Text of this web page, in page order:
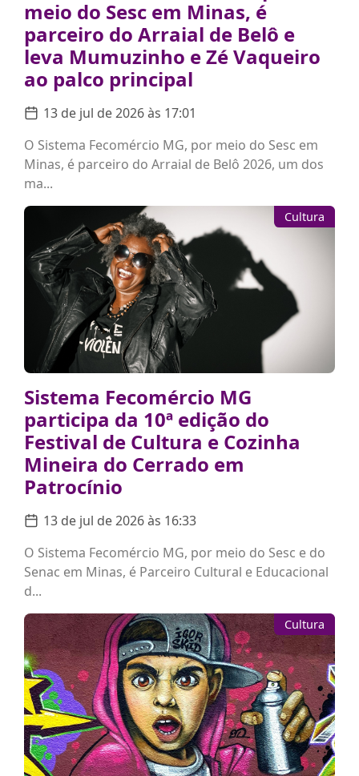
meio do Sesc em Minas, é
parceiro do Arraial de Belô e
leva Mumuzinho e Zé Vaqueiro
ao palco principal
13 de jul de 2026 às 17:01
O Sistema Fecomércio MG, por meio do Sesc em
Minas, é parceiro do Arraial de Belô 2026, um dos
ma...
Cultura
Sistema Fecomércio MG
participa da 10ª edição do
Festival de Cultura e Cozinha
Mineira do Cerrado em
Patrocínio
13 de jul de 2026 às 16:33
O Sistema Fecomércio MG, por meio do Sesc e do
Senac em Minas, é Parceiro Cultural e Educacional
d...
Cultura